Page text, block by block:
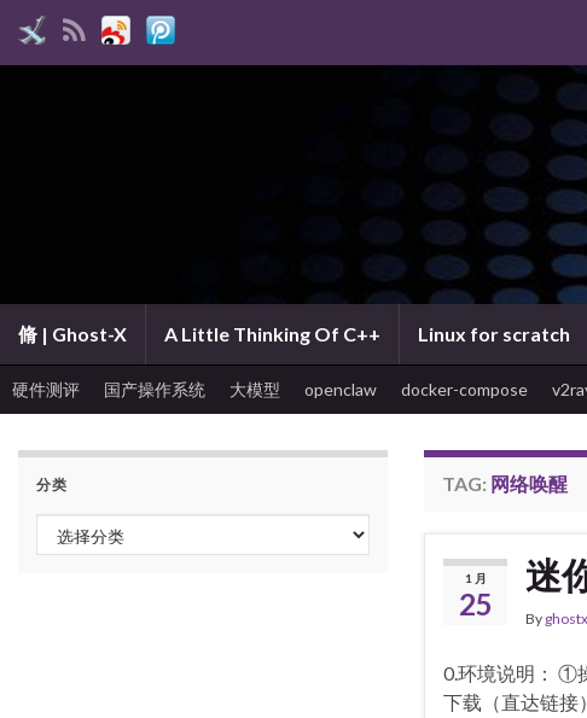
脩 | Ghost-X A Little Thinking Of C++ Linux for scratch
硬件测评 国产操作系统 大模型 openclaw docker-compose
分类
分类
TAG: 网络唤醒
1 月
25
迷
By
0.环境说明： ①
下载（直达链